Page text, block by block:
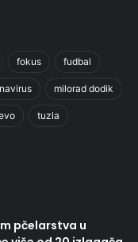
fokus fudbal
milorad dodik
tuzla
pčelarstva u